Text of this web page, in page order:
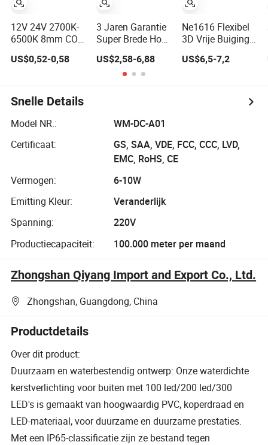
12V 24V 2700K-
6500K 8mm COB
Achtergrondverlichting
Display Decoratie
Verlichting Bar
Slimme LED Strip
US$0,52-0,58
3 Jaren Garantie
Super Brede Hoge
6500K 24V IP65
IP67 Waterdichte
Flexibele RGBW
Dots Vrije
LED Strip Lichten
US$2,58-6,88
Ne1616 Flexibel
3D Vrije Buiging
Mini Snijden Anti-
Buiten Decoratief
US$6,5-7,2
Snelle Details
Model NR.:
WM-DC-A01
Certificaat:
GS, SAA, VDE, FCC, CCC, LVD,
EMC, RoHS, CE
Vermogen:
6-10W
Emitting Kleur:
Veranderlijk
Spanning:
220V
Productiecapaciteit:
100.000 meter per maand
Zhongshan Qiyang Import and Export Co., Ltd.
Zhongshan, Guangdong, China
Productdetails
Over dit product:
Duurzaam en waterbestendig ontwerp: Onze waterdichte
kerstverlichting voor buiten met 100 led/200 led/300
LED's is gemaakt van hoogwaardig PVC, koperdraad en
LED-materiaal, voor duurzame en duurzame prestaties.
Met een IP65-classificatie zijn ze bestand tegen